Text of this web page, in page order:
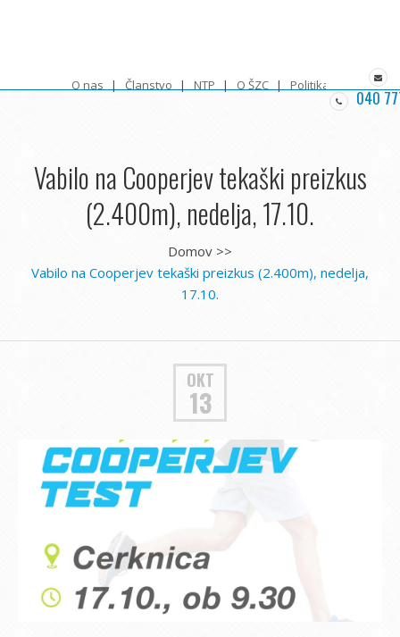
O nas Članstvo NTP O ŠZC Politika zasebnosti
040
Vabilo na Cooperjev tekaški preizkus
(2.400m), nedelja, 17.10.
Domov >>
Vabilo na Cooperjev tekaški preizkus (2.400m), nedelja,
17.10.
OKT
13